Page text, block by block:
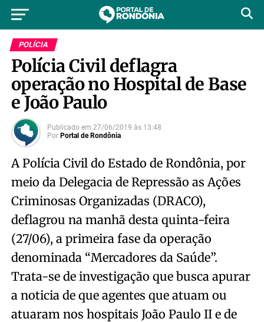
POLÍCIA
Polícia Civil deflagra
operação no Hospital de Base
e João Paulo
Publicado em 27/06/2019 às 13:48
Por Portal de Rondônia
A Polícia Civil do Estado de Rondônia, por
meio da Delegacia de Repressão as Ações
Criminosas Organizadas (DRACO),
deflagrou na manhã desta quinta-feira
(27/06), a primeira fase da operação
denominada “Mercadores da Saúde”.
Trata-se de investigação que busca apurar
a noticia de que agentes que atuam ou
atuaram nos hospitais João Paulo II e de